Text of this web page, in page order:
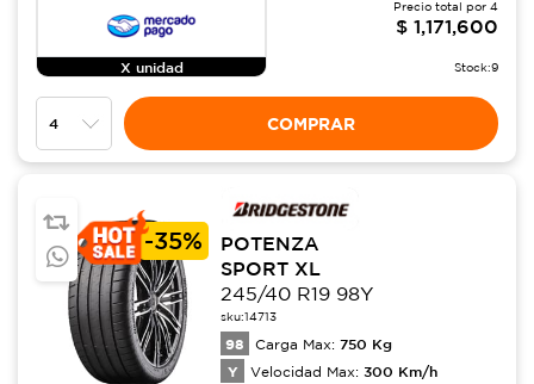
X unidad
Precio total por 4
$ 1,171,600
Stock:9
COMPRAR
-35%
POTENZA
SPORT XL
245/40 R19 98Y
sku:14713
98 Carga Max: 750 Kg
Y Velocidad Max: 300 Km/h